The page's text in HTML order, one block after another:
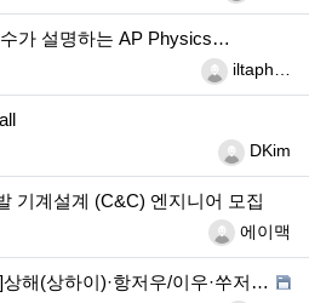
가 설명하는 AP Physics…
등록자iltaph…
등록자DKim
기계설계 (C&C) 엔지니어 모집
등록자에이맥
(상하이)·항저우/이우·쑤저우 …